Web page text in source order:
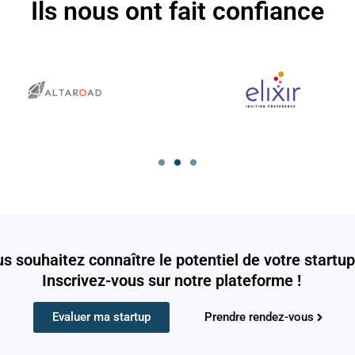
Ils nous ont fait confiance
souhaitez connaître le potentiel de votre
Inscrivez-vous sur notre plateforme !
Evaluer ma startup Prendre rendez-vous